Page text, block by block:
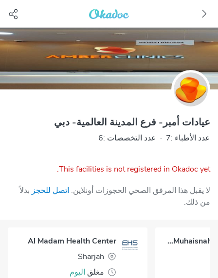
عيادات أمبر- فرع المدينة العالمية- دبي
عدد الأطباء :7 · عدد التخصصات :6
This facilities is not registered in Okadoc yet.
لا يقبل هذا المرفق الصحي الحجوزات أونلاين. اتصل للحجز بدلاً
من ذلك.
Al Madam Health Center
Sharjah
مغلق اليوم
Al Muhaisnah Health Center